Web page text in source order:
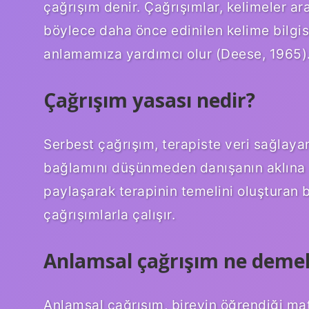
çağrışım denir. Çağrışımlar, kelimeler
böylece daha önce edinilen kelime
anlamamıza yardımcı olur (Deese,
Çağrışım yasası nedir?
Serbest çağrışım, terapiste veri
bağlamını düşünmeden danışanın
paylaşarak terapinin temelini oluşturan
çağrışımlarla çalışır.
Anlamsal çağrışım ne
Anlamsal çağrışım, bireyin öğrendiği